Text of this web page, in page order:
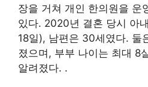
장을 거쳐 개인 한의원을 운
있다. 2020년 결혼 당시 아
18일), 남편은 30세였다. 둘
졌으며, 부부 나이는 최대 8
알려졌다. .